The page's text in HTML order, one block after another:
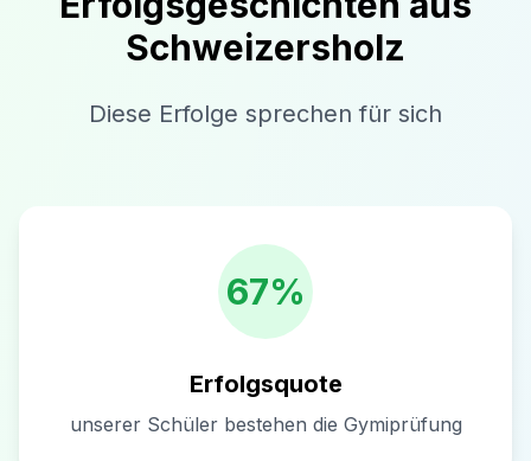
Schweizersholz
Diese Erfolge sprechen für sich
67%
Erfolgsquote
unserer Schüler bestehen die Gymiprüfung